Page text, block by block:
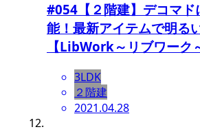
#054【２階建】デコマド
能！最新アイテムで明る
【LibWork～リブワーク
3LDK
２階建
2021.04.28